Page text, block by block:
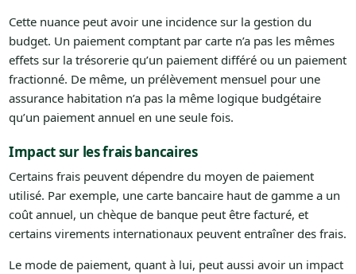
Cette nuance peut avoir une incidence sur la gestion du
budget. Un paiement comptant par carte n’a pas les mêmes
effets sur la trésorerie qu’un paiement différé ou un paiement
fractionné. De même, un prélèvement mensuel pour une
assurance habitation n’a pas la même logique budgétaire
qu’un paiement annuel en une seule fois.
Impact sur les frais bancaires
Certains frais peuvent dépendre du moyen de paiement
utilisé. Par exemple, une carte bancaire haut de gamme a un
coût annuel, un chèque de banque peut être facturé, et
certains virements internationaux peuvent entraîner des frais.
Le mode de paiement, quant à lui, peut aussi avoir un impact